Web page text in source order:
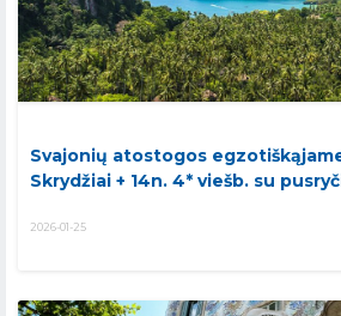
Svajonių atostogos
Skrydžiai + 14n. 4* viešb. su
2026-01-25